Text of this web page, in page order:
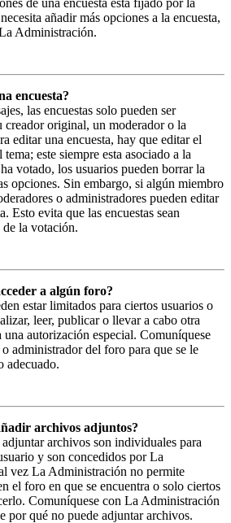
añadir más opciones a la encuesta,
Administración.
encuesta?
las encuestas solo pueden ser
creador original, un moderador o la
editar una encuesta, hay que editar el
este siempre esta asociado a la
votado, los usuarios pueden borrar la
opciones. Sin embargo, si algún miembro
o administradores pueden editar
Esto evita que las encuestas sean
de la votación.
a algún foro?
estar limitados para ciertos usuarios o
leer, publicar o llevar a cabo otra
una autorización especial. Comuníquese
administrador del foro para que se le
adecuado.
archivos adjuntos?
archivos son individuales para
y son concedidos por La
vez La Administración no permite
el foro en que se encuentra o solo ciertos
Comuníquese con La Administración
por qué no puede adjuntar archivos.